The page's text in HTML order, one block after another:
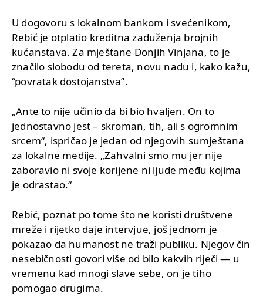
U dogovoru s lokalnom bankom i svećenikom,
Rebić je otplatio kreditna zaduženja brojnih
kućanstava. Za mještane Donjih Vinjana, to je
značilo slobodu od tereta, novu nadu i, kako kažu,
“povratak dostojanstva”.
„Ante to nije učinio da bi bio hvaljen. On to
jednostavno jest – skroman, tih, ali s ogromnim
srcem“, ispričao je jedan od njegovih sumještana
za lokalne medije. „Zahvalni smo mu jer nije
zaboravio ni svoje korijene ni ljude među kojima
je odrastao.“
Rebić, poznat po tome što ne koristi društvene
mreže i rijetko daje intervjue, još jednom je
pokazao da humanost ne traži publiku. Njegov čin
nesebičnosti govori više od bilo kakvih riječi — u
vremenu kad mnogi slave sebe, on je tiho
pomogao drugima.